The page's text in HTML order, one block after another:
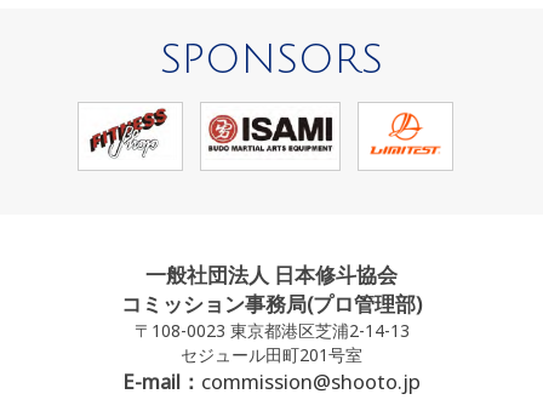
SPONSORS
一般社団法人 日本修斗協会
コミッション事務局(プロ管理部)
〒108-0023 東京都港区芝浦2-14-13
セジュール田町201号室
E-mail： commission@shooto.jp